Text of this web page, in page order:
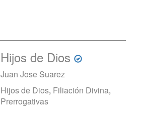
Hijos de Dios
Juan Jose Suarez
Hijos de Dios, Filiación Divina,
Prerrogativas